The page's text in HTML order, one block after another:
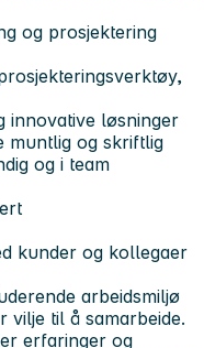
og prosjektering
løsninger
muntlig og skriftlig
og i team
kunder og kollegaer
arbeidsmiljø
vilje til å samarbeide.
erfaringer og